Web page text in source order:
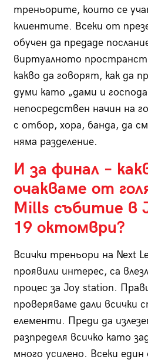
треньорите, които се
клиентите. Всеки от
обучен да предаде
виртуалното
какво да говорят, как да
думи като „дами и
непосредствен начин на
с отбор, хора, банда, да
няма разделение.
И за финал –
очакваме от
Mills събитие в
19 октомври?
Всички треньори на Next
проявили интерес, са
процес за Joy station.
проверяваме дали всички
елементи. Преди да
разпределя всичко като
много усилено. Всеки